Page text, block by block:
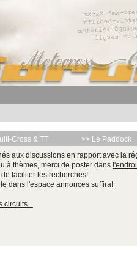
Cross & TT >> Le Paddock
aux discussions en rapport avec la
à thèmes, merci de poster dans
faciliter les recherches!
dans l'espace annoncessuffira!
circuits...